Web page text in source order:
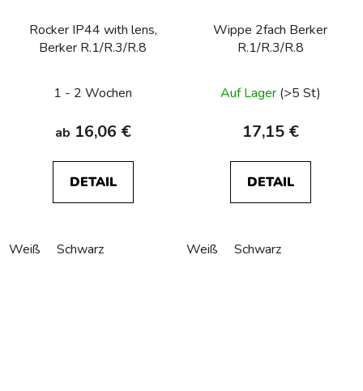
Rocker IP44 with lens,
Berker R.1/R.3/R.8
1 - 2 Wochen
ab 16,06 €
DETAIL
Weiß Schwarz
Wippe 2fach Berker
R.1/R.3/R.8
durchschnittliche
4,0
von
Auf Lager (>5 St)
17,15 €
DETAIL
Weiß Schwarz